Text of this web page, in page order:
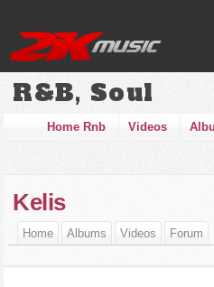
R&B, Soul
Home Rnb Videos
Kelis
Home Albums Videos Forum